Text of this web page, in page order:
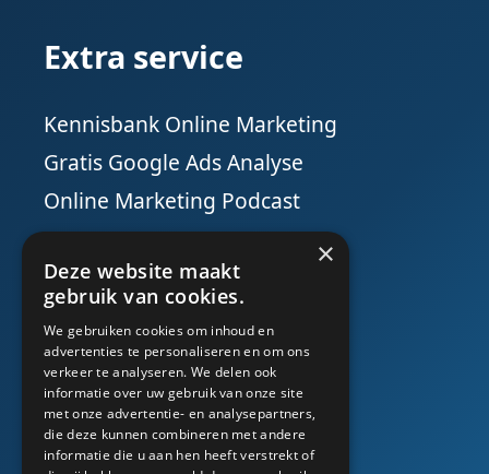
Extra service
Kennisbank Online Marketing
Gratis Google Ads Analyse
Online Marketing Podcast
Social Media ×
Deze website maakt
gebruik van cookies.
We gebruiken cookies om inhoud en
advertenties te personaliseren en om ons
verkeer te analyseren. We delen ook
informatie over uw gebruik van onze site
met onze advertentie- en analysepartners,
die deze kunnen combineren met andere
informatie die u aan hen heeft verstrekt of